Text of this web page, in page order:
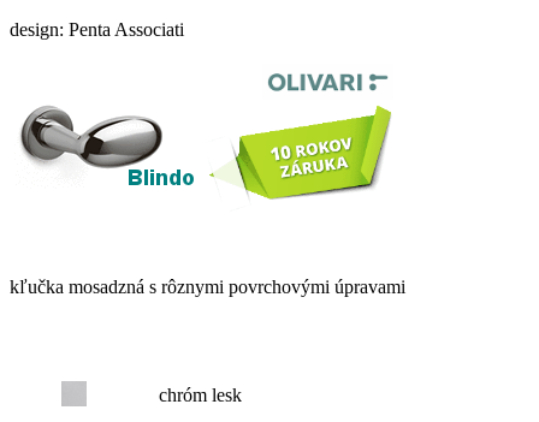
design: Penta Associati
kľučka mosadzná s rôznymi povrchovými úpravami
chróm lesk